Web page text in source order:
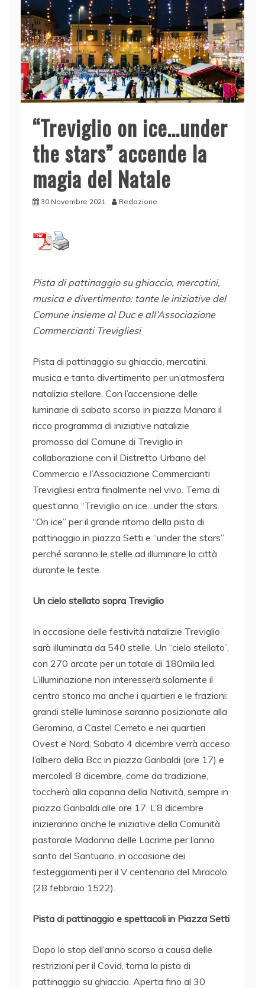
“Treviglio on ice…under
the stars” accende la
magia del Natale
30 Novembre 2021 Redazione
Pista di pattinaggio su ghiaccio, mercatini,
musica e divertimento: tante le iniziative del
Comune insieme al Duc e all’Associazione
Commercianti Trevigliesi
Pista di pattinaggio su ghiaccio, mercatini,
musica e tanto divertimento per un’atmosfera
natalizia stellare. Con l’accensione delle
luminarie di sabato scorso in piazza Manara il
ricco programma di iniziative natalizie
promosso dal Comune di Treviglio in
collaborazione con il Distretto Urbano del
Commercio e l’Associazione Commercianti
Trevigliesi entra finalmente nel vivo. Tema di
quest’anno “Treviglio on ice…under the stars.
“On ice” per il grande ritorno della pista di
pattinaggio in piazza Setti e “under the stars”
perché saranno le stelle ad illuminare la città
durante le feste.
Un cielo stellato sopra Treviglio
In occasione delle festività natalizie Treviglio
sarà illuminata da 540 stelle. Un “cielo stellato”,
con 270 arcate per un totale di 180mila led.
L’illuminazione non interesserà solamente il
centro storico ma anche i quartieri e le frazioni:
grandi stelle luminose saranno posizionate alla
Geromina, a Castel Cerreto e nei quartieri
Ovest e Nord. Sabato 4 dicembre verrà acceso
l’albero della Bcc in piazza Garibaldi (ore 17) e
mercoledì 8 dicembre, come da tradizione,
toccherà alla capanna della Natività, sempre in
piazza Garibaldi alle ore 17. L’8 dicembre
inizieranno anche le iniziative della Comunità
pastorale Madonna delle Lacrime per l’anno
santo del Santuario, in occasione dei
festeggiamenti per il V centenario del Miracolo
(28 febbraio 1522).
Pista di pattinaggio e spettacoli in Piazza Setti
Dopo lo stop dell’anno scorso a causa delle
restrizioni per il Covid, torna la pista di
pattinaggio su ghiaccio. Aperta fino al 30